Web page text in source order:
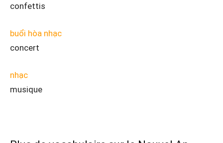
confettis
buổi hòa nhạc
concert
nhạc
musique